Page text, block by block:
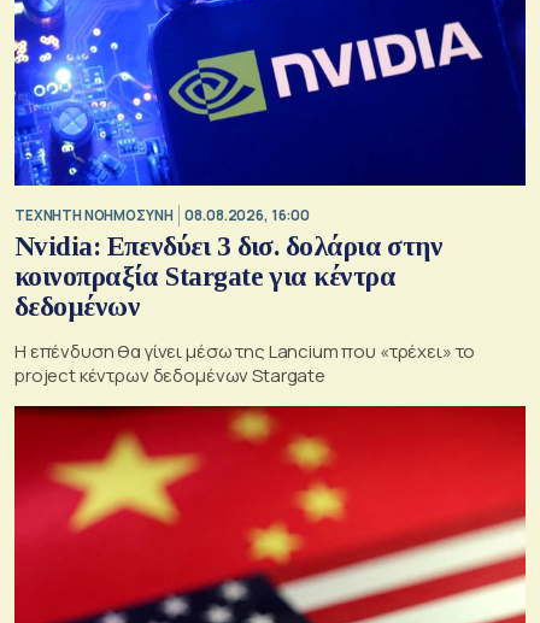
TΕΧΝΗΤΗ ΝΟΗΜΟΣΥΝΗ 08.08.2026, 16:00
Nvidia: Επενδύει 3 δισ. δολάρια στην
κοινοπραξία Stargate για κέντρα
δεδομένων
Η επένδυση θα γίνει μέσω της Lancium που «τρέχει» το
project κέντρων δεδομένων Stargate